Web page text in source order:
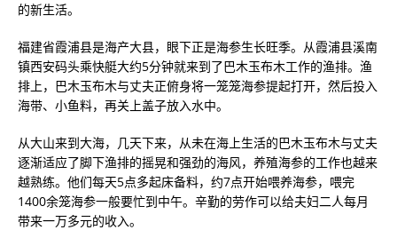
的新生活。
福建省霞浦县是海产大县，眼下正是海参生长旺季。从霞浦县溪南
镇西安码头乘快艇大约5分钟就来到了巴木玉布木工作的渔排。渔
排上，巴木玉布木与丈夫正俯身将一笼笼海参提起打开，然后投入
海带、小鱼料，再关上盖子放入水中。
从大山来到大海，几天下来，从未在海上生活的巴木玉布木与丈夫
逐渐适应了脚下渔排的摇晃和强劲的海风，养殖海参的工作也越来
越熟练。他们每天5点多起床备料，约7点开始喂养海参，喂完
1400余笼海参一般要忙到中午。辛勤的劳作可以给夫妇二人每月
带来一万多元的收入。